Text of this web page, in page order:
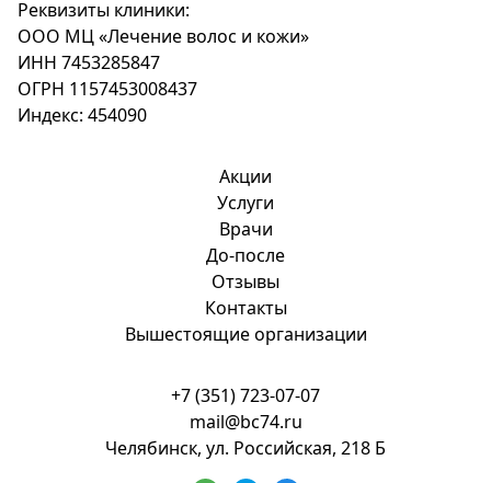
Реквизиты клиники:
ООО МЦ «Лечение волос и кожи»
ИНН 7453285847
ОГРН 1157453008437
Индекс: 454090
Акции
Услуги
Врачи
До-после
Отзывы
Контакты
Вышестоящие организации
+7 (351) 723-07-07
mail@bc74.ru
Челябинск, ул. Российская, 218 Б